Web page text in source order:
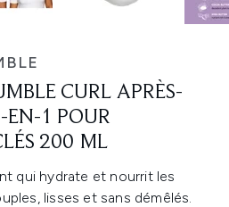
CURL APRÈS-
1 POUR
200 ML
qui hydrate et nourrit les
lisses et sans démêlés.